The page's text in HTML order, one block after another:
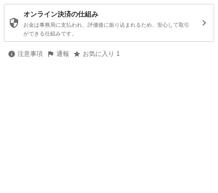
オンライン決済の仕組み
お金は事務局に支払われ、評価後に振り込まれるため、安心して取引
ができる仕組みです。
注意事項 通報 お気に入り 1